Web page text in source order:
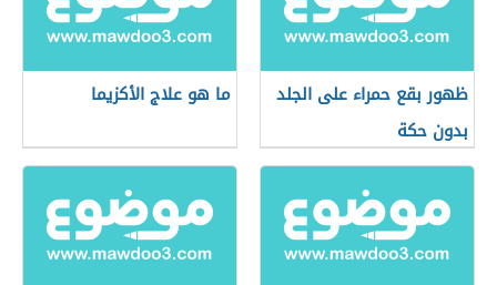
ظهور بقع حمراء على الجلد
بدون حكة
ما هو علاج الأكزيما